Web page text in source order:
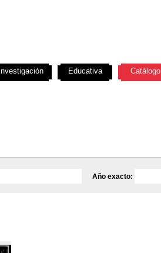
Año exacto:
Investigación Educativa Catálogo